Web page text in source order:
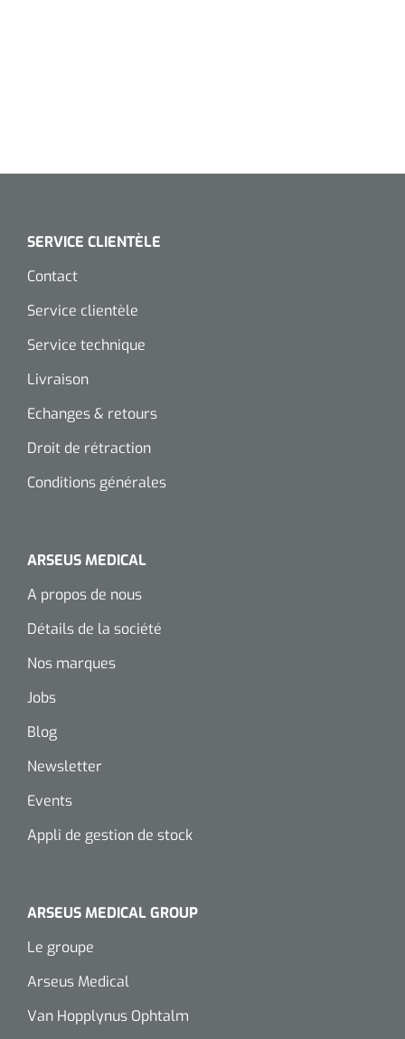
Ouates
Nettoyeurs de plaies
SERVICE CLIENTÈLE
Contact
Service clientèle
Service technique
Livraison
Echanges & retours
Droit de rétraction
Conditions générales
ARSEUS MEDICAL
A propos de nous
Détails de la société
Nos marques
Jobs
Blog
Newsletter
Events
Appli de gestion de stock
ARSEUS MEDICAL GROUP
Le groupe
Arseus Medical
Van Hopplynus Ophtalm